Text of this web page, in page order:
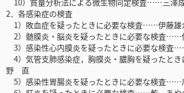
10）質量分析法による微生物同定検査……三澤
2．各感染症の検査
1）敗血症を疑ったときに必要な検査……伊藤雄
2）髄膜炎・脳炎を疑ったときに必要な検査……
3）感染性心内膜炎を疑ったときに必要な検査
4）気管支肺感染症，胸膜炎・膿胸を疑ったと
野 直
5）感染性胃腸炎を疑ったときに必要な検査……